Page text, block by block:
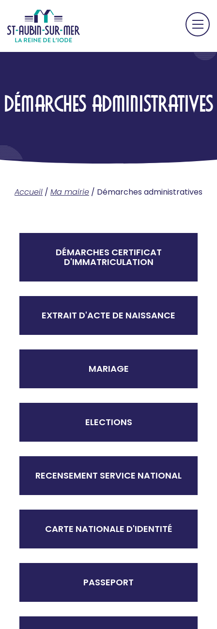
DÉMARCHES ADMINISTRATIVES
Accueil / Ma mairie / Démarches administratives
DÉMARCHES CERTIFICAT
D'IMMATRICULATION
EXTRAIT D'ACTE DE NAISSANCE
MARIAGE
ELECTIONS
RECENSEMENT SERVICE NATIONAL
CARTE NATIONALE D'IDENTITÉ
PASSEPORT